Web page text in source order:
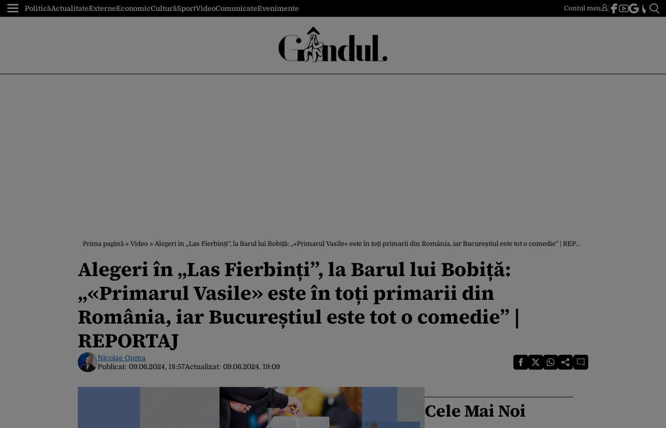
PoliticăActualitateExterneEconomicCulturăSportVideoComunicateEvenimente Contul meu
Prima pagină » Video » Alegeri în „Las Fierbinți”, la Barul lui Bobiță: „«Primarul Vasile» este în toți primarii din România, iar Bucureștiul este tot o comedie” | REPORTAJ
Alegeri în „Las Fierbinți”, la Barul lui Bobiță:
„«Primarul Vasile» este în toți primarii din
România, iar Bucureștiul este tot o comedie” |
REPORTAJ
Nicolae Oprea
Publicat: 09.06.2024, 18:57Actualizat: 09.06.2024, 19:09
Cele Mai Noi